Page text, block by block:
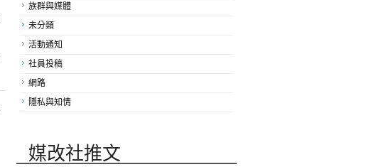
族群與媒體
未分類
活動通知
社員投稿
網路
隱私與知情
媒改社推文